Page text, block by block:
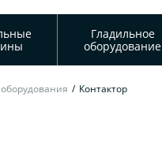
Гладильное
оборудование
/ Контактор